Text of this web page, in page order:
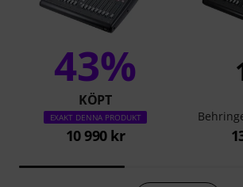
43%
KÖPT
EXAKT DENNA PRODUKT
10 990 kr